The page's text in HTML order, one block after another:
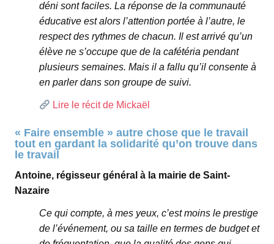
déni sont faciles. La réponse de la communauté
éducative est alors l’attention portée à l’autre, le
respect des rythmes de chacun. Il est arrivé qu’un
élève ne s’occupe que de la cafétéria pendant
plusieurs semaines. Mais il a fallu qu’il consente à
en parler dans son groupe de suivi.
Lire le récit de Mickaël
« Faire ensemble » autre chose que le travail
tout en gardant la solidarité qu’on trouve dans
le travail
Antoine, régisseur général à la mairie de Saint-
Nazaire
Ce qui compte, à mes yeux, c’est moins le prestige
de l’événement, ou sa taille en termes de budget et